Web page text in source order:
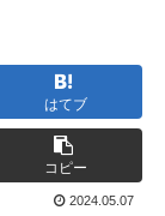
はてブ
コピー
2024.05.07